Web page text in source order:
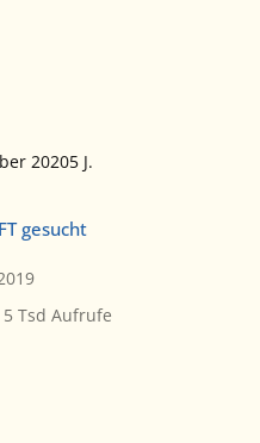
20205 J.
gesucht
5 Tsd Aufrufe